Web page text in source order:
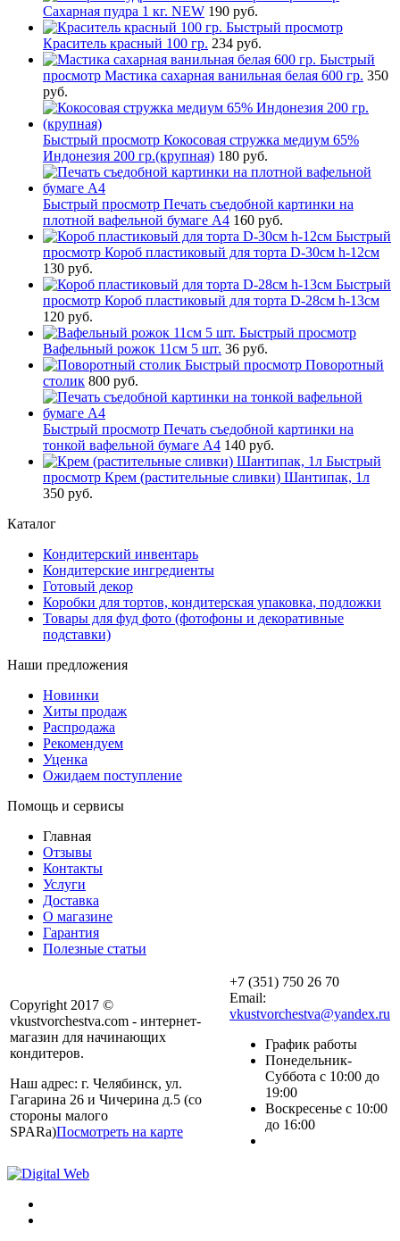
Сахарная пудра 1 кг. NEW 190 руб.
Быстрый просмотр
Краситель красный 100 гр. 234 руб.
Быстрый
просмотр Мастика сахарная ванильная белая 600 гр. 350
руб.
Быстрый просмотр Кокосовая стружка медиум 65%
Индонезия 200 гр.(крупная) 180 руб.
Быстрый просмотр Печать съедобной картинки на
плотной вафельной бумаге А4 160 руб.
Быстрый
просмотр Короб пластиковый для торта D-30см h-12см
130 руб.
Быстрый
просмотр Короб пластиковый для торта D-28см h-13см
120 руб.
Быстрый просмотр
Вафельный рожок 11см 5 шт. 36 руб.
Быстрый просмотр Поворотный
столик 800 руб.
Быстрый просмотр Печать съедобной картинки на
тонкой вафельной бумаге А4 140 руб.
Быстрый
просмотр Крем (растительные сливки) Шантипак, 1л
350 руб.
Каталог
Кондитерский инвентарь
Кондитерские ингредиенты
Готовый декор
Коробки для тортов, кондитерская упаковка, подложки
Товары для фуд фото (фотофоны и декоративные
подставки)
Наши предложения
Новинки
Хиты продаж
Распродажа
Рекомендуем
Уценка
Ожидаем поступление
Помощь и сервисы
Главная
Отзывы
Контакты
Услуги
Доставка
О магазине
Гарантия
Полезные статьи
Copyright 2017 ©
vkustvorchestva.com - интернет-
магазин для начинающих
кондитеров.
Наш адрес: г. Челябинск, ул.
Гагарина 26 и Чичерина д.5 (со
стороны малого
SPARa)Посмотреть на карте
+7 (351) 750 26 70
Email:
vkustvorchestva@yandex.ru
График работы
Понедельник-
Суббота с 10:00 до
19:00
Воскресенье с 10:00
до 16:00